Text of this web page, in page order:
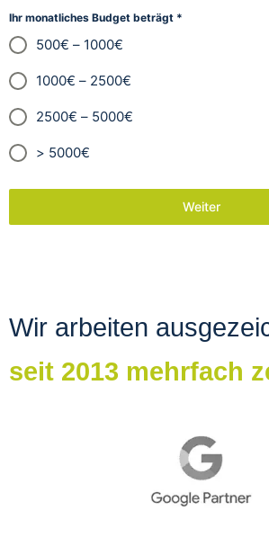
Ihr monatliches Budget beträgt *
500€ – 1000€
1000€ – 2500€
2500€ – 5000€
> 5000€
Weiter
Wir arbeiten
seit 2013 mehrfach